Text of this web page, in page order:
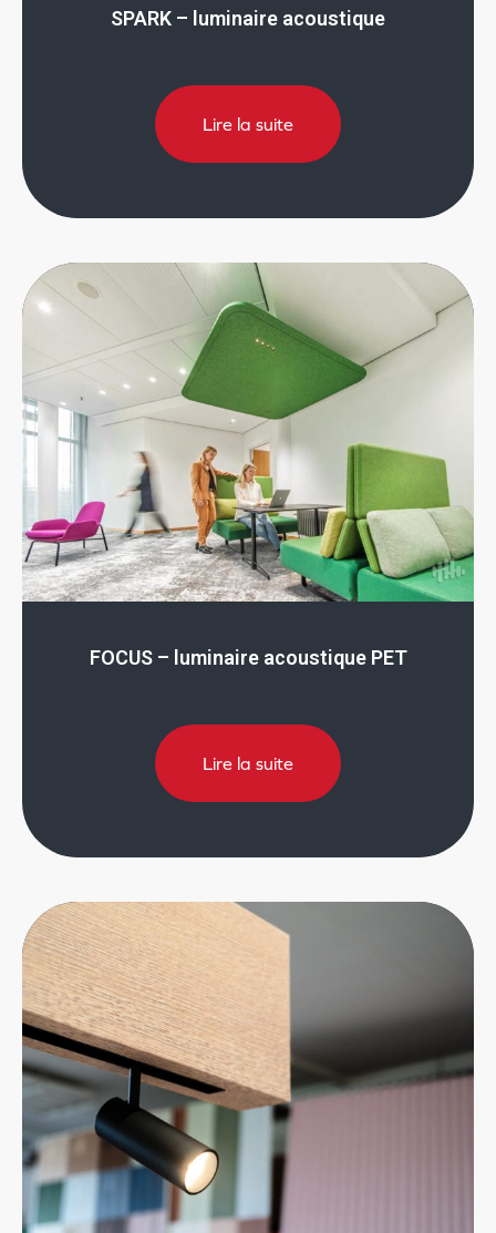
SPARK – luminaire acoustique
Lire la suite
FOCUS – luminaire acoustique PET
Lire la suite